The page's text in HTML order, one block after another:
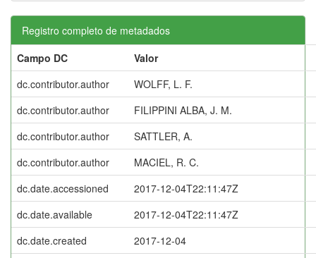
Registro completo de metadados
Campo DC
Valor
dc.contributor.author
WOLFF, L. F.
dc.contributor.author
FILIPPINI ALBA, J. M.
dc.contributor.author
SATTLER, A.
dc.contributor.author
MACIEL, R. C.
dc.date.accessioned
2017-12-04T22:11:47Z
dc.date.available
2017-12-04T22:11:47Z
dc.date.created
2017-12-04